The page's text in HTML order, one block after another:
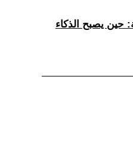
حين يصبح الذكاء